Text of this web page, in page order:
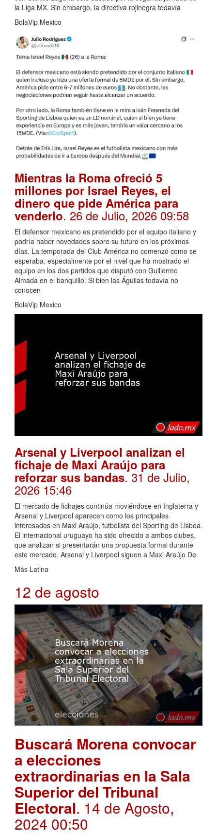
la Liga MX. Sin embargo, la directiva rojinegra todavía
BolaVip Mexico
Mientras la Roma ofreció 5
millones por Israel Reyes, el
dinero que pide América para
venderlo. 26 de Julio, 2026 09:58
El defensor mexicano es pretendido por el equipo italiano y
podría haber novedades sobre su futuro en los próximos
días. La temporada del Club América no comenzó como se
esperaba, especialmente por el nivel que ha mostrado el
equipo en los dos partidos que disputó con Guillermo
Almada en el banquillo. Si bien las Águilas todavía no
conocen
BolaVip Mexico
Arsenal y Liverpool analizan el
fichaje de Maxi Araújo para
reforzar sus bandas. 31 de Julio,
2026 15:46
El mercado de fichajes continúa moviéndose en Inglaterra y
Arsenal y Liverpool aparecen como los principales
interesados en Maxi Araújo, futbolista del Sporting de Lisboa.
El internacional uruguayo ha sido ofrecido a ambos clubes,
que analizan si presentarán una propuesta formal durante
este mercado. Arsenal y Liverpool siguen a Maxi Araújo De
Más Latina
12 de agosto
Buscará Morena convocar
a elecciones
extraordinarias en la Sala
Superior del Tribunal
Electoral. 14 de Agosto,
2024 00:50